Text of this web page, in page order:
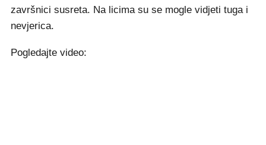
završnici susreta. Na licima su se mogle vidjeti tuga i
nevjerica.
Pogledajte video: